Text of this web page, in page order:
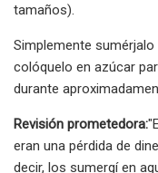
tamaños).
Simplemente
colóquelo en azúcar
durante
Revisión prometedora:
eran una pérdida de
decir, los sumergí en